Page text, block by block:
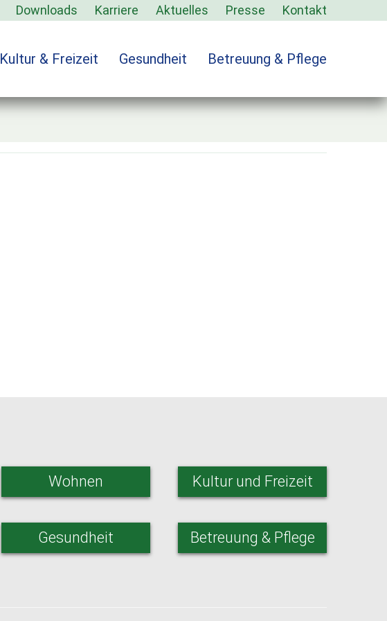
Downloads Karriere Aktuelles Presse Kontakt
Kultur & Freizeit Gesundheit Betreuung & Pflege
Wohnen Kultur und Freizeit
Gesundheit Betreuung & Pflege